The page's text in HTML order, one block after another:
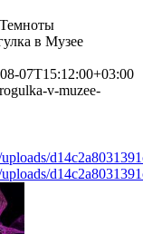
в Музее
07T15:12:00+03:00
v-muzee-